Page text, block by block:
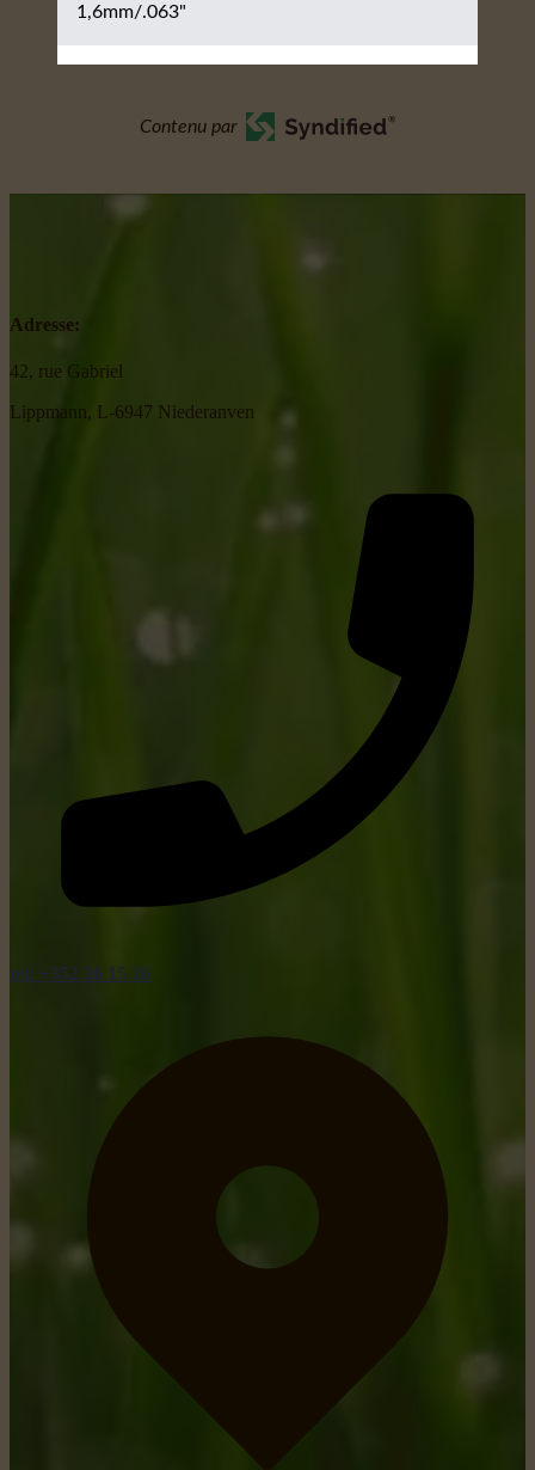
1,6mm/.063"
Contenu par
Adresse:
42, rue Gabriel
Lippmann, L-6947 Niederanven
tel: +352 26 15 26